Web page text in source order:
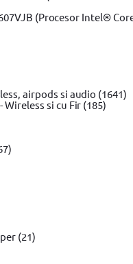
(Procesor Intel®
airpods si audio (1641)
si cu Fir (185)
(21)
(31)